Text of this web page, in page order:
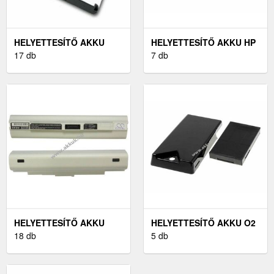
HELYETTESÍTŐ AKKU
SONY-ERICSSON XPERIA
17 db
HELYETTESÍTŐ AKKU HP
TÍPUS 593554-001
7 db
HELYETTESÍTŐ AKKU
ACER ASPIRE ONE 531
18 db
HELYETTESÍTŐ AKKU O2
XDA DIAMOND
5 db